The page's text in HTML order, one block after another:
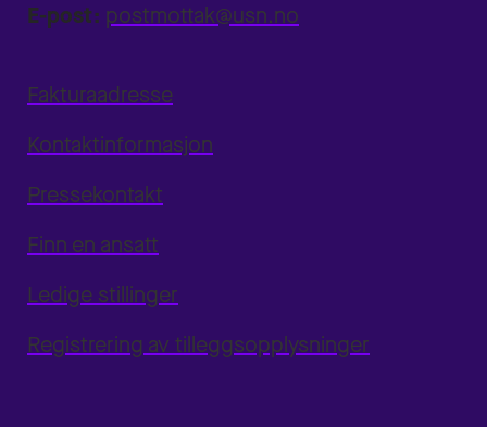
E-post: postmottak@usn.no
Fakturaadresse
Kontaktinformasjon
Pressekontakt
Finn en ansatt
Ledige stillinger
Registrering av tilleggsopplysninger